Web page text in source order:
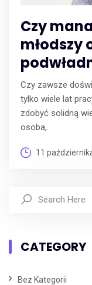
Czy
młodszy
Czy zawsze
tylko wiele lat
zdobyć solidną
osoba,.
11
CATEGORY
Bez Kategorii